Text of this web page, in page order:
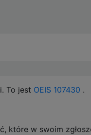
To jest OEIS 107430 .
które w swoim